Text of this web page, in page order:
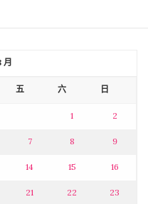
月
五 六 日
1 2
7 8 9
14 15 16
21 22 23